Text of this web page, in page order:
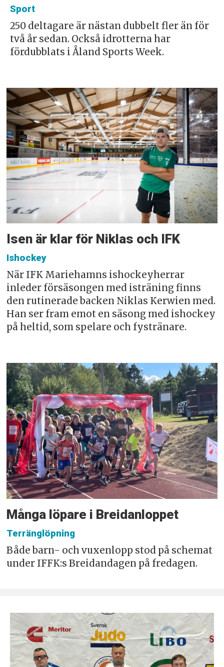
Sport
250 deltagare är nästan dubbelt fler än för
två år sedan. Också idrotterna har
fördubblats i Åland Sports Week.
Isen är klar för Niklas och IFK
Ishockey
När IFK Mariehamns ishockeyherrar
inleder försäsongen med isträning finns
den rutinerade backen Niklas Kerwien med.
Han ser fram emot en säsong med ishockey
på heltid, som spelare och fystränare.
Många löpare i Breidanloppet
Terränglöpning
Både barn- och vuxenlopp stod på schemat
under IFFK:s Breidandagen på fredagen.